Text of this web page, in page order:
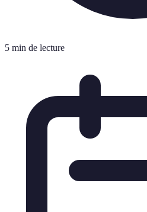
5 min de lecture